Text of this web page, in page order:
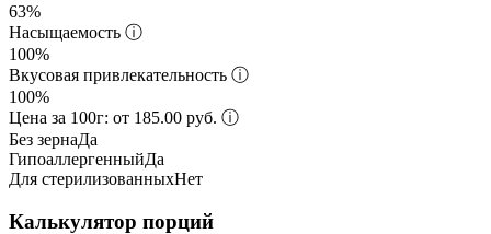
63%
Насыщаемость ⓘ
100%
Вкусовая привлекательность ⓘ
100%
Цена за 100г: от 185.00 руб. ⓘ
Без зернаДа
ГипоаллергенныйДа
Для стерилизованныхНет
Калькулятор порций